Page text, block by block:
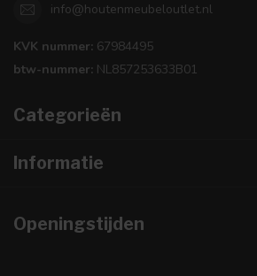
info@houtenmeubeloutlet.nl
KVK nummer: 67984495
btw-nummer: NL857253633B01
Categorieën
Informatie
Openingstijden